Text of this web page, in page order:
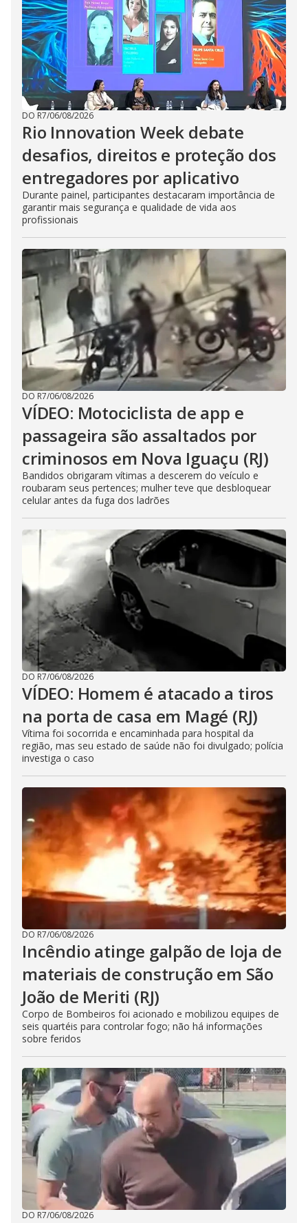
DO R7/06/08/2026
Rio Innovation Week debate
desafios, direitos e proteção dos
entregadores por aplicativo
Durante painel, participantes destacaram importância de
garantir mais segurança e qualidade de vida aos
profissionais
DO R7/06/08/2026
VÍDEO: Motociclista de app e
passageira são assaltados por
criminosos em Nova Iguaçu (RJ)
Bandidos obrigaram vítimas a descerem do veículo e
roubaram seus pertences; mulher teve que desbloquear
celular antes da fuga dos ladrões
DO R7/06/08/2026
VÍDEO: Homem é atacado a tiros
na porta de casa em Magé (RJ)
Vítima foi socorrida e encaminhada para hospital da
região, mas seu estado de saúde não foi divulgado; polícia
investiga o caso
DO R7/06/08/2026
Incêndio atinge galpão de loja de
materiais de construção em São
João de Meriti (RJ)
Corpo de Bombeiros foi acionado e mobilizou equipes de
seis quartéis para controlar fogo; não há informações
sobre feridos
DO R7/06/08/2026